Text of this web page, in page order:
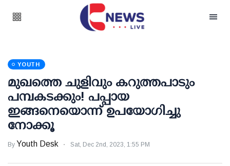
YOUTH
മുഖത്തെ ചുളിവും കറുത്തപാടും
പമ്പകടക്കും! പപ്പായ
ഇങ്ങനെയൊന്ന് ഉപയോഗിച്ചു
നോക്കൂ
By Youth Desk Sat, Dec 2nd, 2023, 1:55 PM